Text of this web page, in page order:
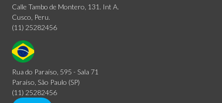
Calle Tambo de Montero, 131. Int A.
Cusco, Peru.
(11) 25282456
Rua do Paraíso, 595 - Sala 71
Paraíso, São Paulo (SP)
(11) 25282456